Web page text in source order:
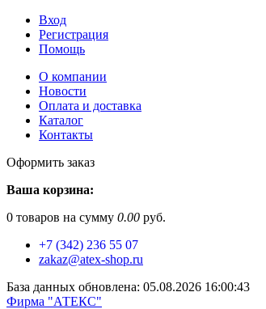
Вход
Регистрация
Помощь
О компании
Новости
Оплата и доставка
Каталог
Контакты
Оформить заказ
Ваша корзина:
0 товаров на сумму 0.00 руб.
+7 (342) 236 55 07
zakaz@atex-shop.ru
База данных обновлена: 05.08.2026 16:00:43
Фирма "АТЕКС"